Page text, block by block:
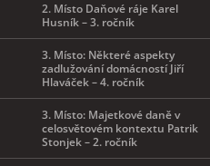
2. Místo Daňové ráje Karel
Husník – 3. ročník
3. Místo: Některé aspekty
zadlužování domácností Jiří
Hlaváček – 4. ročník
3. Místo: Majetkové daně v
celosvětovém kontextu Patrik
Stonjek – 2. ročník